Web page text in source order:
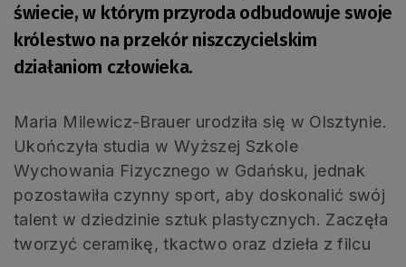
świecie, w którym przyroda odbudowuje swoje
królestwo na przekór niszczycielskim
działaniom człowieka.
Maria Milewicz-Brauer urodziła się w Olsztynie.
Ukończyła studia w Wyższej Szkole
Wychowania Fizycznego w Gdańsku, jednak
pozostawiła czynny sport, aby doskonalić swój
talent w dziedzinie sztuk plastycznych. Zaczęła
tworzyć ceramikę, tkactwo oraz dzieła z filcu